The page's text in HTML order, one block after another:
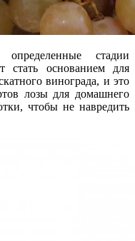
определенные стадии
стать основанием для
винограда, и это
лозы для домашнего
чтобы не навредить